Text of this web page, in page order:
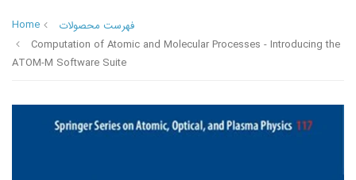
Home
فهرست محصولات
Computation of Atomic and Molecular Processes - Introducing the
ATOM-M Software Suite